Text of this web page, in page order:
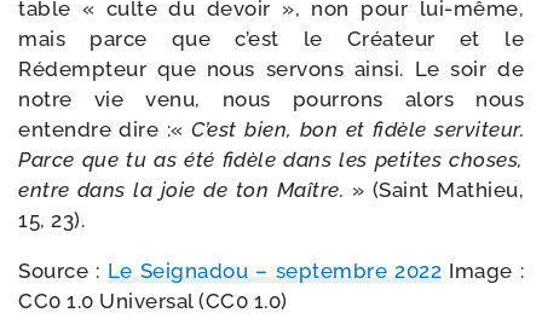
table « culte du devoir », non pour lui-​même,
mais parce que c’est le Créateur et le
Rédempteur que nous ser­vons ain­si. Le soir de
notre vie venu, nous pour­rons alors nous
entendre dire :«C’est bien, bon et fidèle ser­vi­teur.
Parce que tu as été fidèle dans les petites choses,
entre dans la joie de ton Maître. » (Saint Mathieu,
15, 23).
Source : Le Seignadou – sep­tembre 2022 Image :
CC0 1.0 Universal (CC0 1.0)